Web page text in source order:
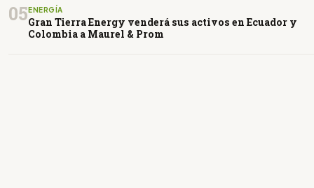
05ENERGÍA
Gran Tierra Energy venderá sus activos en Ecuador y
Colombia a Maurel & Prom